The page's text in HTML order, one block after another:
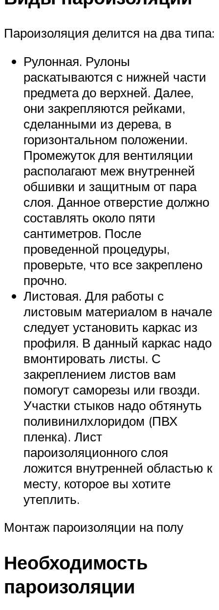
Пароизоляция делится на два типа:
Рулонная. Рулоны
раскатываются с нижней части
предмета до верхней. Далее,
они закрепляются рейками,
сделанными из дерева, в
горизонтальном положении.
Промежуток для вентиляции
располагают меж внутренней
обшивки и защитным от пара
слоя. Данное отверстие должно
составлять около пяти
сантиметров. После
проведенной процедуры,
проверьте, что все закреплено
прочно.
Листовая. Для работы с
листовым материалом в начале
следует установить каркас из
профиля. В данный каркас надо
вмонтировать листы. С
закреплением листов вам
помогут саморезы или гвозди.
Участки стыков надо обтянуть
поливинилхлоридом (ПВХ
пленка). Лист
пароизоляционного слоя
ложится внутренней областью к
месту, которое вы хотите
утеплить.
Монтаж пароизоляции на полу
Необходимость
пароизоляции